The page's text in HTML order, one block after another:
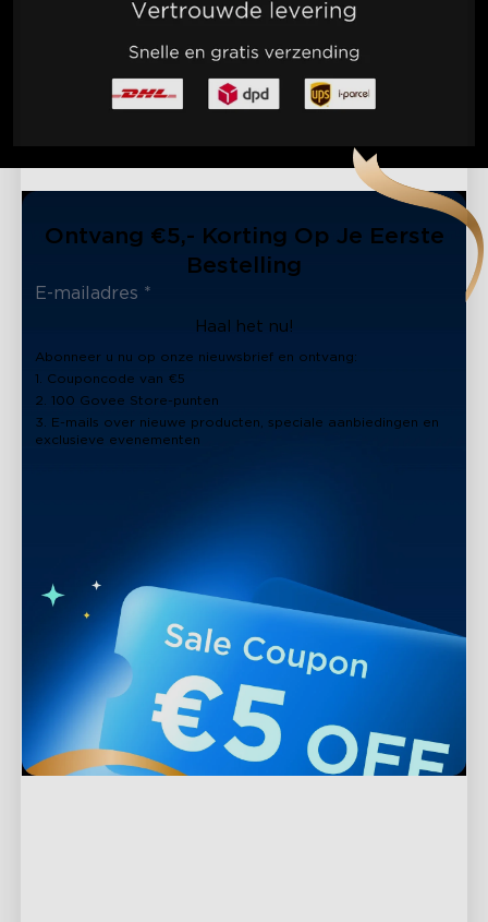
Ontvang €5,- Korting Op Je Eerste
Bestelling
Haal het nu!
Abonneer u nu op onze nieuwsbrief en ontvang:
1. Couponcode van €5
2. 100 Govee Store-punten
3. E-mails over nieuwe producten, speciale aanbiedingen en
exclusieve evenementen